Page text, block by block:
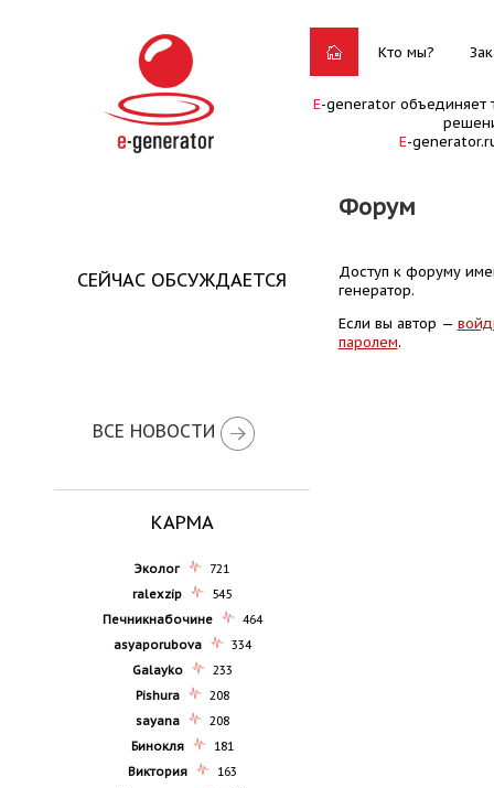
Кто мы?
E-generator объединяет
E-
Форум
СЕЙЧАС ОБСУЖДАЕТСЯ
ВСЕ НОВОСТИ
КАРМА
Эколог
721
ralexzip
545
Печникнабочине
464
asyaporubova
334
Galayko
233
Pishura
208
sayana
208
Бинокля
181
Виктория
163
Доступ к форуму
генератор.
Если вы автор —
паролем.